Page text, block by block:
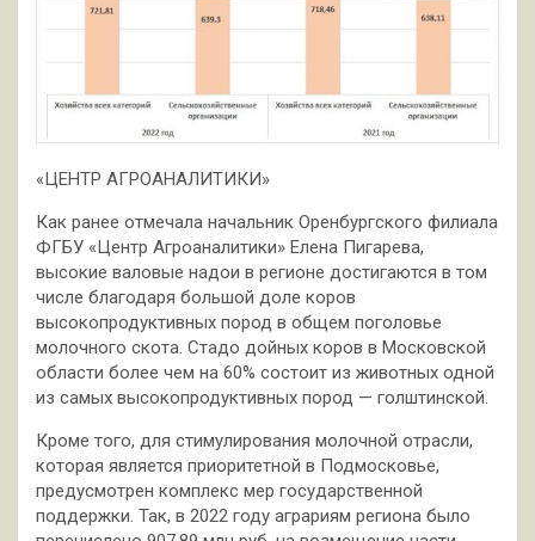
«ЦЕНТР АГРОАНАЛИТИКИ»
Как ранее отмечала начальник Оренбургского филиала
ФГБУ «Центр Агроаналитики» Елена Пигарева,
высокие валовые надои в регионе достигаются в том
числе благодаря большой доле коров
высокопродуктивных пород в общем поголовье
молочного скота. Стадо дойных коров в Московской
области более чем на 60% состоит из животных одной
из самых высокопродуктивных пород — голштинской.
Кроме того, для стимулирования молочной отрасли,
которая является приоритетной в Подмосковье,
предусмотрен комплекс мер государственной
поддержки. Так, в 2022 году аграриям региона было